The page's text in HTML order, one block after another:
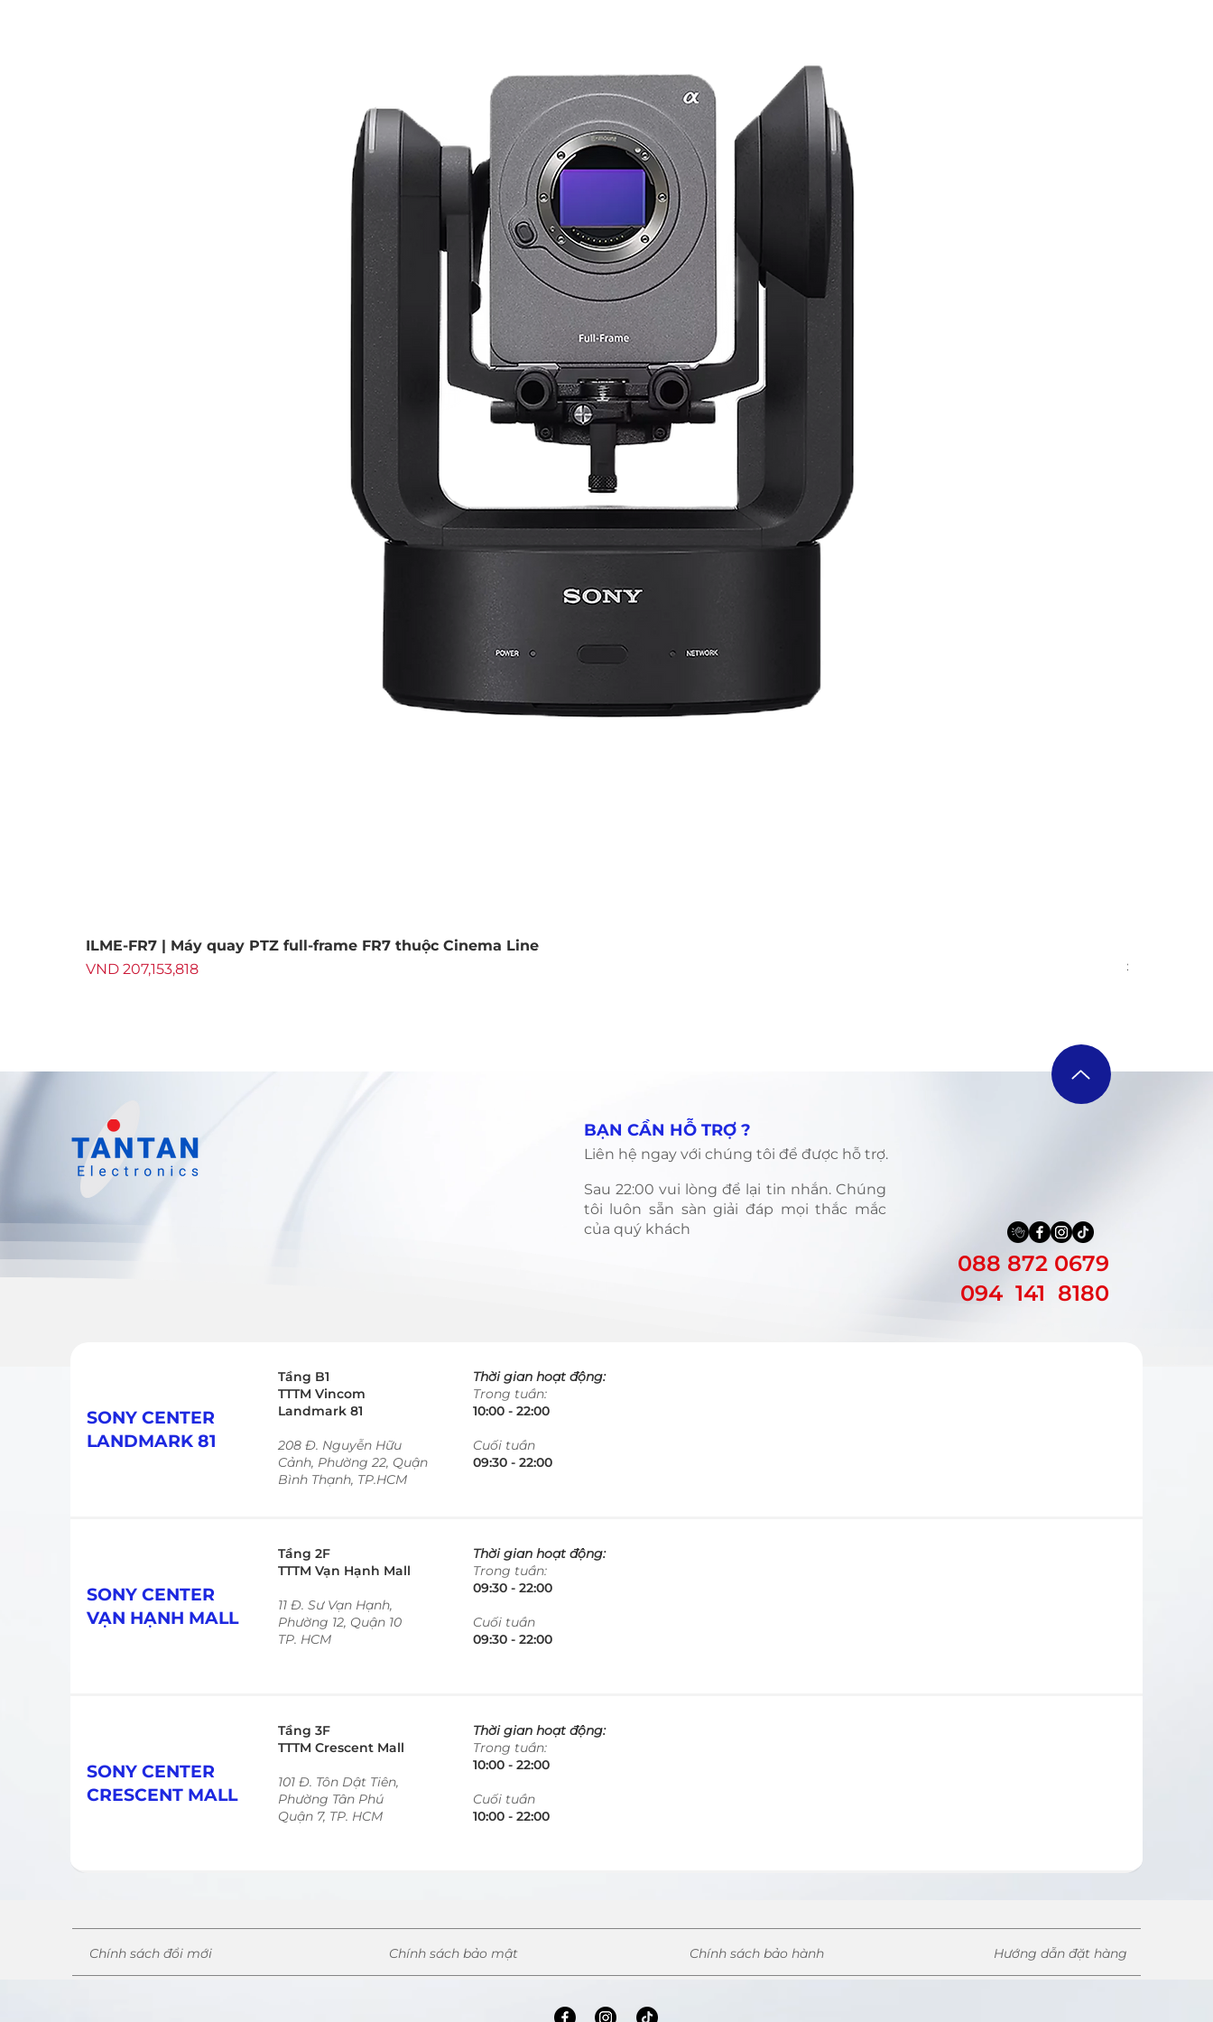
ILME-FR7 | Máy quay PTZ full-frame FR7 thuộc Cinema Line
Price
VND 207,153,818
Regular
VND
​BẠN CẦN HỖ TRỢ ?
Liên hệ ngay với chúng tôi để được hỗ trợ.
​Sau 22:00 vui lòng để lại tin nhắn. Chúng
tôi luôn sẵn sàn giải đáp mọi thắc mắc
của quý khách
088 872 0679
094 141 8180
SONY CENTER
LANDMARK 81
Tầng B1
TTTM Vincom
Landmark 81
208 Đ. Nguyễn Hữu
Cảnh, Phường 22, Quận
Bình Thạnh, TP.HCM
Thời gian hoạt động:
Trong tuần:
10:00 - 22:00​​​
​Cuối tuần
09:30 - 22:00​​​
SONY CENTER
VẠN HẠNH MALL
Tầng 2F
TTTM Vạn Hạnh Mall
11 Đ. Sư Vạn Hạnh,
Phường 12, Quận 10
TP. HCM
Thời gian hoạt động:
Trong tuần:
09:30 - 22:00​​​
​Cuối tuần
09:30 - 22:00​​​
SONY CENTER
CRESCENT MALL
Tầng 3F
TTTM Crescent Mall
101 Đ. Tôn Dật Tiên,
Phường Tân Phú
Quận 7, TP. HCM
Thời gian hoạt động:
Trong tuần:
10:00 - 22:00​​​
​Cuối tuần
10:00 - 22:00​​​
Chính sách đổi mới Chính sách bảo mật Chính sách bảo hành Hướng dẫn đặt hàng